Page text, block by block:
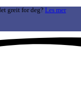
greit for deg? Les mer